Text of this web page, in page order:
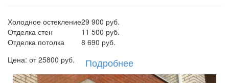
Холодное остекление29 900 руб.
Отделка стен
11 500 руб.
Отделка потолка
8 690 руб.
Цена: от25800 руб. Подробнее